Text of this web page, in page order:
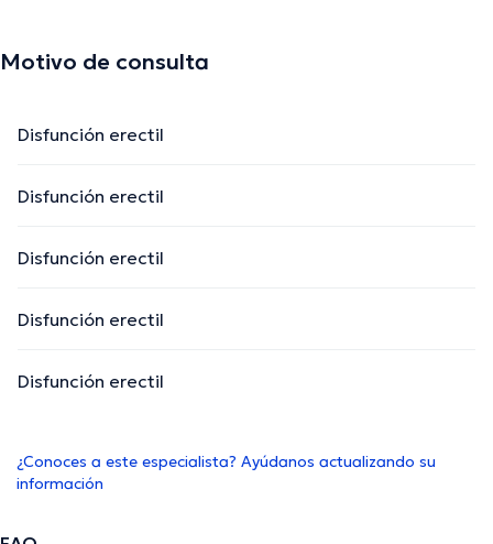
Motivo de consulta
Disfunción erectil
Disfunción erectil
Disfunción erectil
Disfunción erectil
Disfunción erectil
¿Conoces a este especialista? Ayúdanos actualizando su
información